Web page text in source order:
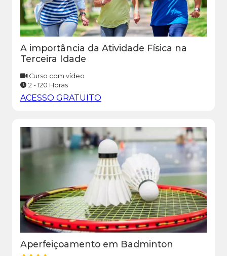
A importância da Atividade Física na
Terceira Idade
Curso com vídeo
2 - 120 Horas
ACESSO GRATUITO
Aperfeiçoamento em Badminton